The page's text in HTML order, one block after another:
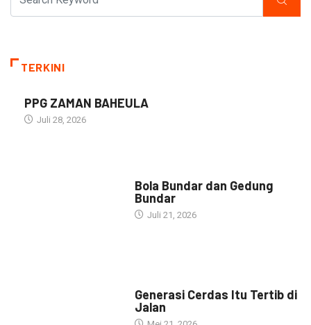
TERKINI
PPG ZAMAN BAHEULA
Juli 28, 2026
Bola Bundar dan Gedung
Bundar
Juli 21, 2026
Generasi Cerdas Itu Tertib di
Jalan